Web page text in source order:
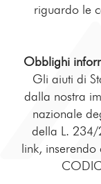
riguardo le
Obblighi
Gli aiuti di
dalla nostra
nazionale
della L. 234/
link,